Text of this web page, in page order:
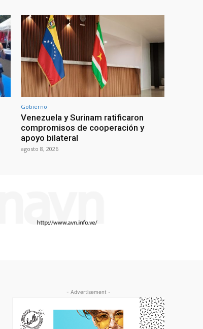
Gobierno
Venezuela y Surinam ratificaron
compromisos de cooperación y
apoyo bilateral
agosto 8, 2026
- Advertisement -